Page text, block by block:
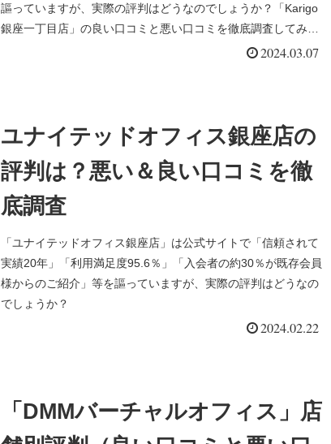
謳っていますが、実際の評判はどうなのでしょうか？「Karigo
銀座一丁目店」の良い口コミと悪い口コミを徹底調査してみま
2024.03.07
ユナイテッドオフィス銀座店の
評判は？悪い＆良い口コミを徹
底調査
「ユナイテッドオフィス銀座店」は公式サイトで「信頼されて
実績20年」「利用満足度95.6％」「入会者の約30％が既存会員
様からのご紹介」等を謳っていますが、実際の評判はどうなの
でしょうか？
2024.02.22
「DMMバーチャルオフィス」店